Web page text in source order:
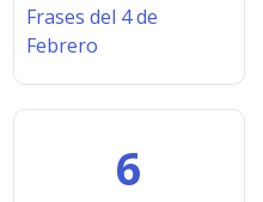
Frases del 4 de
Febrero
6